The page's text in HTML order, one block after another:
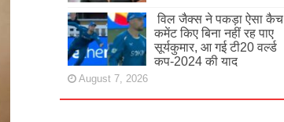
विल जैक्स ने पकड़ा ऐसा कैच
कमेंट किए बिना नहीं रह पाए
सूर्यकुमार, आ गई टी20 वर्ल्ड
कप-2024 की याद
August 7, 2026